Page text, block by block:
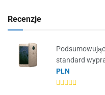
Recenzje
standard
PLN